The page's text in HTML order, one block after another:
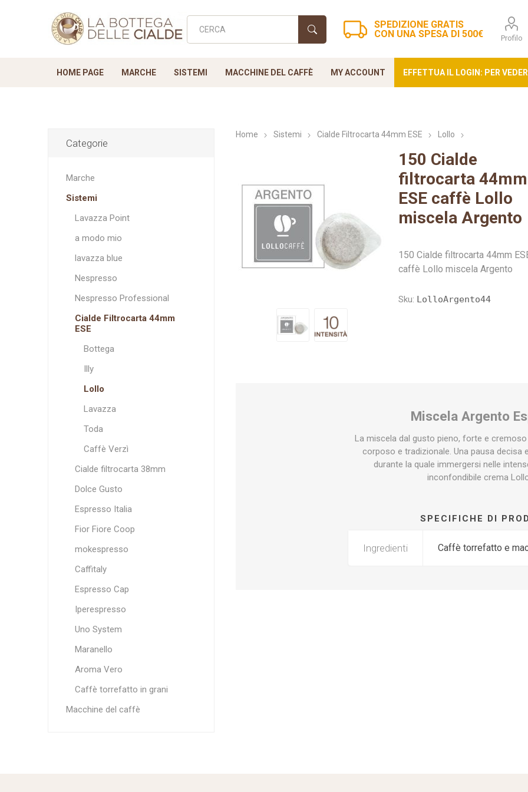
SPEDIZIONE GRATIS
CON UNA SPESA DI 500€
Profilo
HOME PAGE MARCHE
Novità Ristora
Aroma Vero Illy Kimbo
SISTEMI
Lavazza Point
Nespresso
Professional
Cialde
mokespresso Caffitaly Espresso Cap
Aroma Vero
MACCHINE DEL CAFFÈ
NUOVE
Cup
MY ACCOUNT EFFETTUA IL LOGIN: PER
Home Sistemi Cialde Filtrocarta 44mm ESE Lollo
150 Cialde
filtrocarta 44mm
ESE caffè Lollo
miscela Argento
150 Cialde filtrocarta 44mm
caffè Lollo miscela Argento
Sku: LolloArgento44
Miscela Argento
La miscela dal gusto pieno, forte e
corposo e tradizionale. Una pausa decisa
durante la quale immergersi nelle
inconfondibile crema
SPECIFICHE DI
Ingredienti Caffè torrefatto e
Categorie
Marche
Sistemi
Lavazza Point
a modo mio
lavazza blue
Nespresso
Nespresso Professional
Cialde Filtrocarta 44mm
ESE
Bottega
Illy
Lollo
Lavazza
Toda
Caffè Verzì
Cialde filtrocarta 38mm
Dolce Gusto
Espresso Italia
Fior Fiore Coop
mokespresso
Caffitaly
Espresso Cap
Iperespresso
Uno System
Maranello
Aroma Vero
Caffè torrefatto in grani
Macchine del caffè